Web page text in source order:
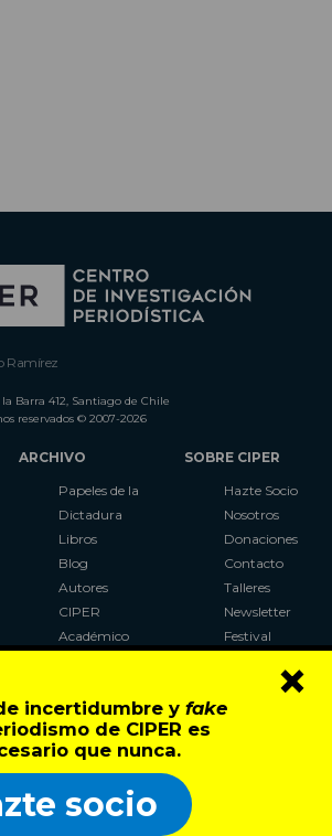
incertidumbre y fake
de CIPER es
que nunca.
socio
×
Ramírez
Barra 412, Santiago de Chile
reservados © 2007-2026
ARCHIVO
Papeles de la
Dictadura
Libros
Blog
Autores
CIPER
Académico
Al Plebiscito
con CIPER
SOBRE CIPER
Hazte Socio
Nosotros
Donaciones
Contacto
Talleres
Newsletter
Festival